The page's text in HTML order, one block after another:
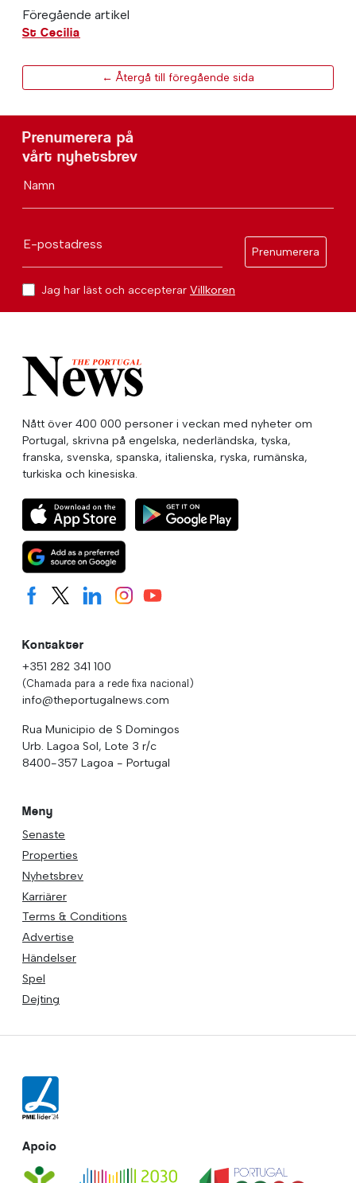
Föregående artikel
St Cecilia
← Återgå till föregående sida
Prenumerera på
vårt nyhetsbrev
Namn
E-postadress
Prenumerera
Jag har läst och accepterar Villkoren
Nått över 400 000 personer i veckan med nyheter om
Portugal, skrivna på engelska, nederländska, tyska,
franska, svenska, spanska, italienska, ryska, rumänska,
turkiska och kinesiska.
Kontakter
+351 282 341 100
(Chamada para a rede fixa nacional)
info@theportugalnews.com
Rua Municipio de S Domingos
Urb. Lagoa Sol, Lote 3 r/c
8400-357 Lagoa - Portugal
Meny
Senaste
Properties
Nyhetsbrev
Karriärer
Terms & Conditions
Advertise
Händelser
Spel
Dejting
Apoio